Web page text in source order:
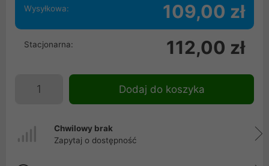
Wysyłkowa: 109,00 zł
Stacjonarna: 112,00 zł
Dodaj do koszyka
Chwilowy brak
Zapytaj o dostępność